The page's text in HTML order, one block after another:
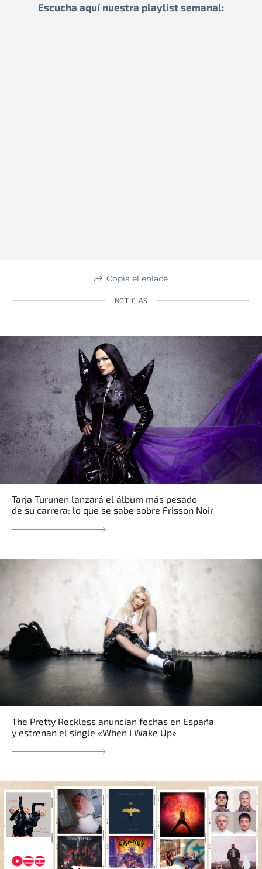
Escucha aquí nuestra playlist semanal:
Copia el enlace
NOTICIAS
Tarja Turunen lanzará el álbum más pesado
de su carrera: lo que se sabe sobre Frisson Noir
The Pretty Reckless anuncian fechas en España
y estrenan el single «When I Wake Up»